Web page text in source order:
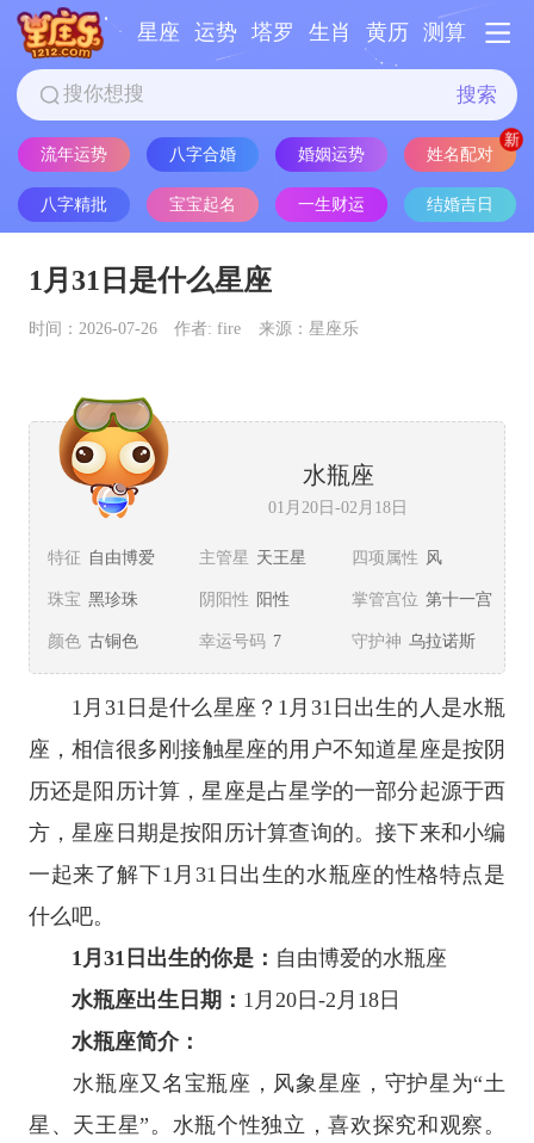
星座 运势 塔罗 生肖 黄历 测算
搜索
流年运势 八字合婚 婚姻运势 姓名配对
八字精批 宝宝起名 一生财运 结婚吉日
1月31日是什么星座
时间：2026-07-26 作者: fire 来源：星座乐
水瓶座
01月20日-02月18日
特征 自由博爱 主管星 天王星 四项属性 风
珠宝 黑珍珠 阴阳性 阳性 掌管宫位 第十一宫
颜色 古铜色 幸运号码 7 守护神 乌拉诺斯
1月31日是什么星座 ？1月31日出生的人是水瓶
座 ，相信很多刚接触星座的用户不知道星座是按阴
历还是阳历计算，星座是占星学的一部分起源于西
方，星座日期是按阳历计算查询的。接下来和小编
一起来了解下1月31日出生的水瓶座的性格特点是
什么吧。
1月31日出生的你是： 自由博爱的水瓶座
水瓶座出生日期： 1月20日-2月18日
水瓶座简介：
水瓶座又名宝瓶座， 风象星座 ，守护星为“土
星、天王星”。水瓶个性独立，喜欢探究和观察。